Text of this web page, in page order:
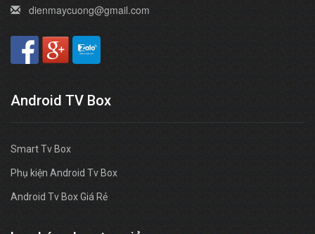
dienmaycuong@gmail.com
Android TV Box
Smart Tv Box
Phụ kiện Android Tv Box
Android Tv Box Giá Rẻ